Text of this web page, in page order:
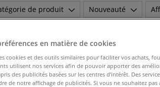
de produit Nouveauté
JUSQU'À-51%
en matière de cookies
cookies et des outils similaires pour faciliter vos achats,
utilisent nos services afin de pouvoir apporter des
des publicités basées sur les centres d’intérêt. Des
de notre affichage de publicités. Si vous ne souhaitez